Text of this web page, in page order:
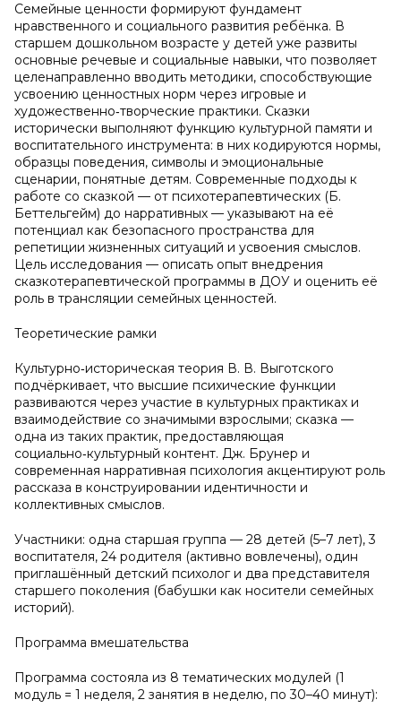
Семейные ценности формируют фундамент
нравственного и социального развития ребёнка. В
старшем дошкольном возрасте у детей уже развиты
основные речевые и социальные навыки, что позволяет
целенаправленно вводить методики, способствующие
усвоению ценностных норм через игровые и
художественно‑творческие практики. Сказки
исторически выполняют функцию культурной памяти и
воспитательного инструмента: в них кодируются нормы,
образцы поведения, символы и эмоциональные
сценарии, понятные детям. Современные подходы к
работе со сказкой — от психотерапевтических (Б.
Беттельгейм) до нарративных — указывают на её
потенциал как безопасного пространства для
репетиции жизненных ситуаций и усвоения смыслов.
Цель исследования — описать опыт внедрения
сказкотерапевтической программы в ДОУ и оценить её
роль в трансляции семейных ценностей.
Теоретические рамки
Культурно‑историческая теория В. В. Выготского
подчёркивает, что высшие психические функции
развиваются через участие в культурных практиках и
взаимодействие со значимыми взрослыми; сказка —
одна из таких практик, предоставляющая
социально‑культурный контент. Дж. Брунер и
современная нарративная психология акцентируют роль
рассказа в конструировании идентичности и
коллективных смыслов.
Участники: одна старшая группа — 28 детей (5–7 лет), 3
воспитателя, 24 родителя (активно вовлечены), один
приглашённый детский психолог и два представителя
старшего поколения (бабушки как носители семейных
историй).
Программа вмешательства
Программа состояла из 8 тематических модулей (1
модуль = 1 неделя, 2 занятия в неделю, по 30–40 минут):